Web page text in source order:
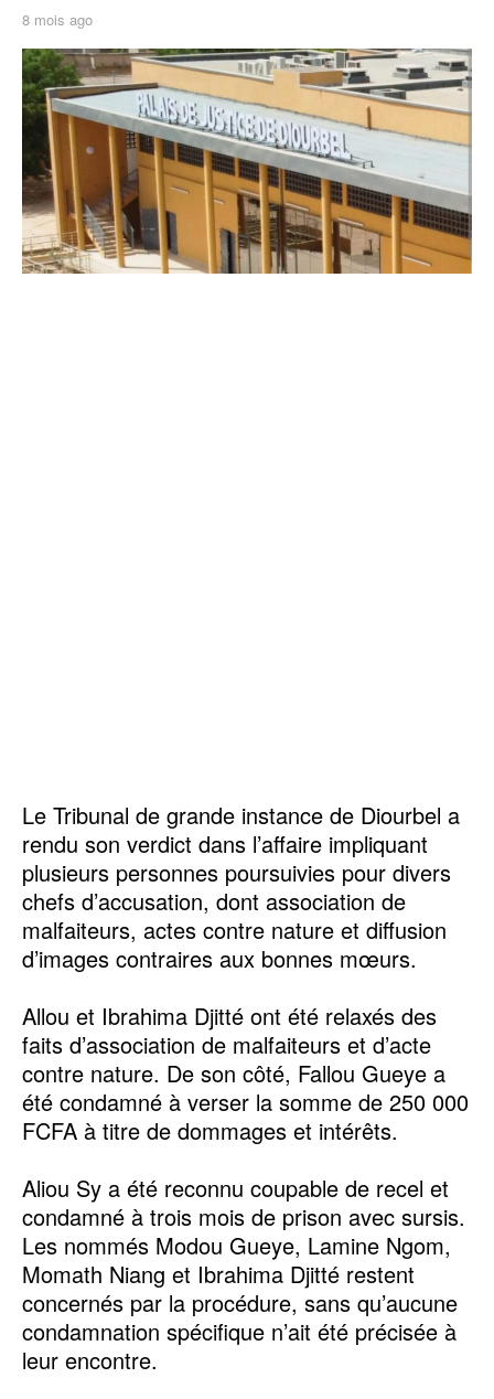
8 mois ago
Le Tribunal de grande instance de Diourbel a
rendu son verdict dans l’affaire impliquant
plusieurs personnes poursuivies pour divers
chefs d’accusation, dont association de
malfaiteurs, actes contre nature et diffusion
d’images contraires aux bonnes mœurs.
Allou et Ibrahima Djitté ont été relaxés des
faits d’association de malfaiteurs et d’acte
contre nature. De son côté, Fallou Gueye a
été condamné à verser la somme de 250 000
FCFA à titre de dommages et intérêts.
Aliou Sy a été reconnu coupable de recel et
condamné à trois mois de prison avec sursis.
Les nommés Modou Gueye, Lamine Ngom,
Momath Niang et Ibrahima Djitté restent
concernés par la procédure, sans qu’aucune
condamnation spécifique n’ait été précisée à
leur encontre.